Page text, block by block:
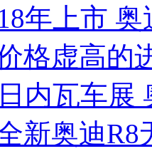
年上市
格虚高的
内瓦车展
新奥迪R8